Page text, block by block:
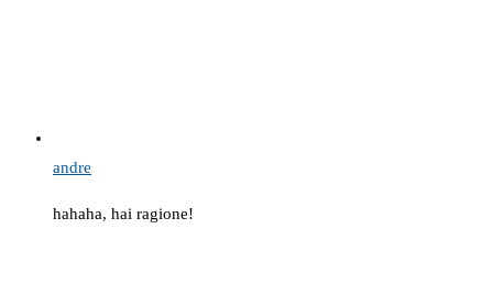
andre
hahaha, hai ragione!